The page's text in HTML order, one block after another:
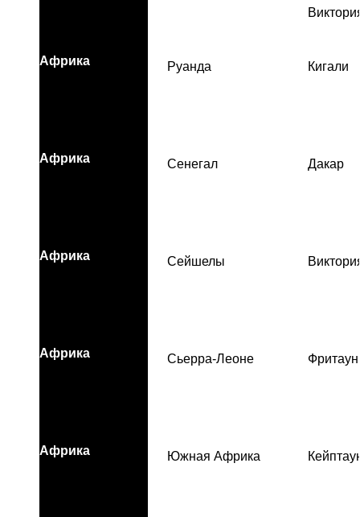
Африка Руанда Кигали
Африка Сенегал Дакар
Африка Сейшелы
Африка Сьерра-Леоне Фритаун
Африка Южная Африка